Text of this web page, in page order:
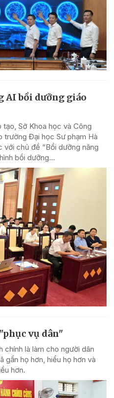
AI bồi dưỡng giáo
tạo, Sở Khoa học và Công
trường Đại học Sư phạm Hà
chủ đề “Bồi dưỡng năng
bồi dưỡng...
vụ dân"
chính là làm cho người dân
gần họ hơn, hiểu họ hơn và
hơn.